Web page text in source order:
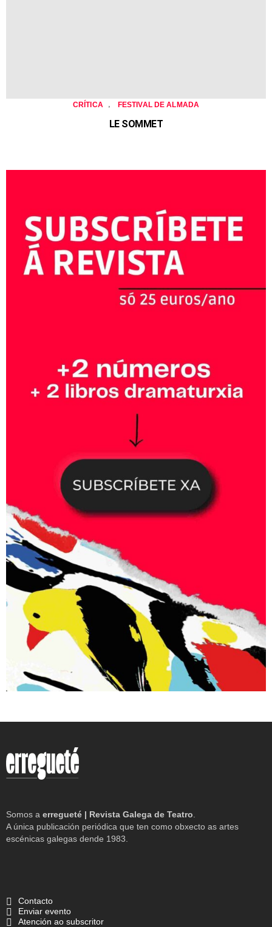
CRÍTICA , FESTIVAL DE ALMADA
LE SOMMET
Somos a erregueté | Revista Galega de Teatro.
A única publicación periódica que ten como obxecto as artes
escénicas galegas dende 1983.
Contacto
Enviar evento
Atención ao subscritor